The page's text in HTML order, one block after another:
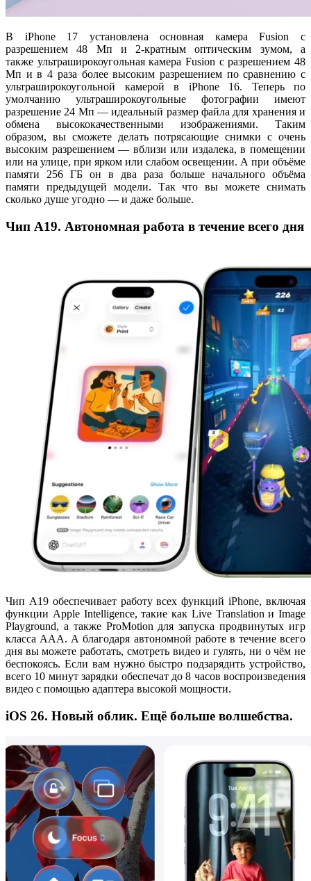
В iPhone 17 установлена основная камера Fusion с
разрешением 48 Мп и 2-кратным оптическим зумом, а
также ультраширокоугольная камера Fusion с разрешением 48
Мп и в 4 раза более высоким разрешением по сравнению с
ультраширокоугольной камерой в iPhone 16. Теперь по
умолчанию ультраширокоугольные фотографии имеют
разрешение 24 Мп — идеальный размер файла для хранения и
обмена высококачественными изображениями. Таким
образом, вы сможете делать потрясающие снимки с очень
высоким разрешением — вблизи или издалека, в помещении
или на улице, при ярком или слабом освещении. А при объёме
памяти 256 ГБ он в два раза больше начального объёма
памяти предыдущей модели. Так что вы можете снимать
сколько душе угодно — и даже больше.
Чип A19. Автономная работа в течение всего дня
Чип A19 обеспечивает работу всех функций iPhone, включая
функции Apple Intelligence, такие как Live Translation и Image
Playground, а также ProMotion для запуска продвинутых игр
класса ААА. А благодаря автономной работе в течение всего
дня вы можете работать, смотреть видео и гулять, ни о чём не
беспокоясь. Если вам нужно быстро подзарядить устройство,
всего 10 минут зарядки обеспечат до 8 часов воспроизведения
видео с помощью адаптера высокой мощности.
iOS 26. Новый облик. Ещё больше волшебства.